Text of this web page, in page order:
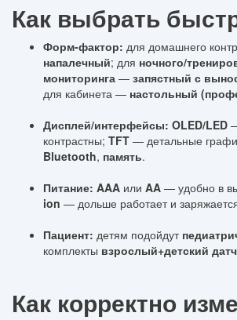
Как выбрать
Форм-фактор: для домашнего
напалечный; для ночного/
мониторинга — запястный с
для кабинета — настольный
Дисплей/интерфейсы: OLED/LED
контрастны; TFT — детальные
Bluetooth, память.
Питание: AAA или AA — удобно в
ion — дольше работает и
Пациент: детям подойдут
комплекты взрослый+детский
Как корректно